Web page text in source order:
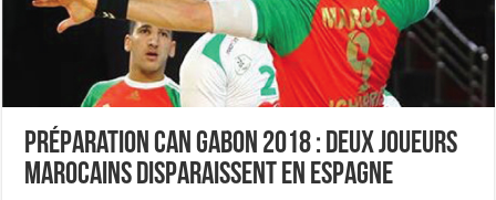
Préparation CAN Gabon 2018 : deux joueurs
marocains disparaissent en Espagne